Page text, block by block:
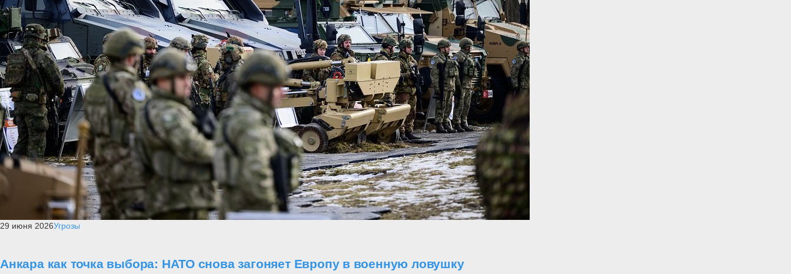
29 июня 2026Угрозы
Анкара как точка выбора: НАТО снова загоняет Европу в военную ловушку